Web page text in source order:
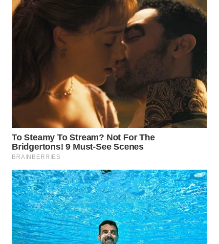
KEPULAUAN
WN
BINJAI
WN
CIREBON
INDRAMAYU
WN
KUNINGAN
WN